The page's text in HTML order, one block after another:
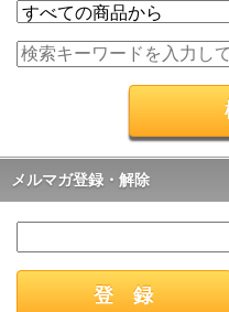
メルマガ登録・解除